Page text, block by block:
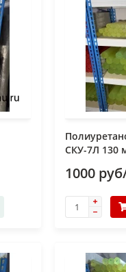
СКУ-7Л 130
1000